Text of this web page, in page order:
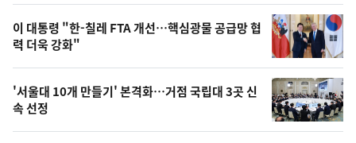
오
늘
의
사
진
이 대통령 "한-칠레 FTA 개선…핵심광물 공급망 협
력 더욱 강화"
'서울대 10개 만들기' 본격화…거점 국립대 3곳 신
속 선정